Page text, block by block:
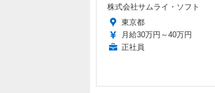
株式会社サムライ・ソフト
東京都
月給30万円～40万円
正社員